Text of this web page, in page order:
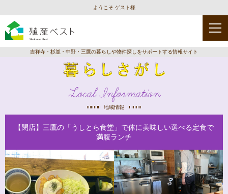
ようこそ ゲスト様
吉祥寺・杉並・中野・三鷹の暮らしや物件探しをサポートする情報サイト
Local Information
地域情報
【閉店】三鷹の「うしとら食堂」で体に美味しい選べる定食で
満腹ランチ